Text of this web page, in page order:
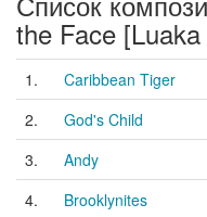
the Face
1.
Caribbean Tiger
2.
God's Child
3.
Andy
4.
Brooklynites